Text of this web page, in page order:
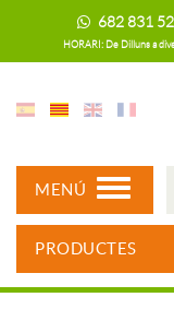
682 831
HORARI: De Dilluns a
MENÚ
PRODUCTES